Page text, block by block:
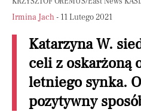
Irmina Jach- 11 Lutego 2021
Katarzyna W.
celi z oskarżoną
letniego synka.
pozytywny